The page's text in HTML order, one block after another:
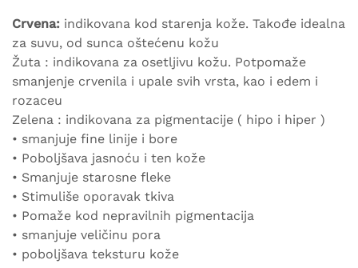
Crvena: indikovana kod starenja kože. Takođe idealna
za suvu, od sunca oštećenu kožu
Žuta : indikovana za osetljivu kožu. Potpomaže
smanjenje crvenila i upale svih vrsta, kao i edem i
rozaceu
Zelena : indikovana za pigmentacije ( hipo i hiper )
• smanjuje fine linije i bore
• Poboljšava jasnoću i ten kože
• Smanjuje starosne fleke
• Stimuliše oporavak tkiva
• Pomaže kod nepravilnih pigmentacija
• smanjuje veličinu pora
• poboljšava teksturu kože